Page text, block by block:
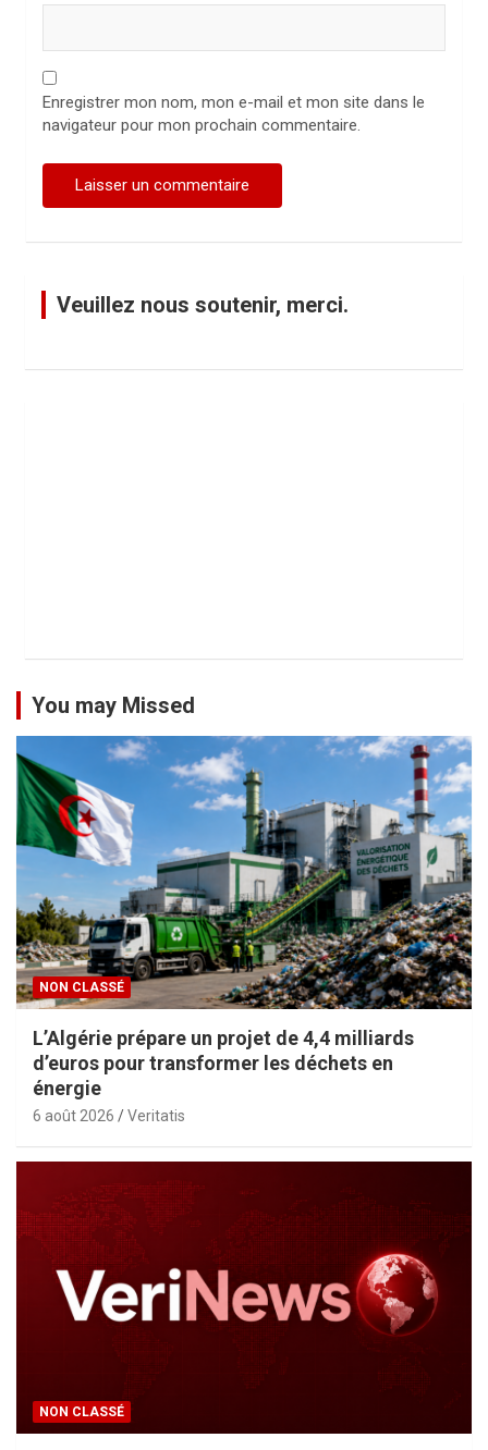
Enregistrer mon nom, mon e-mail et mon site dans le
navigateur pour mon prochain commentaire.
Veuillez nous soutenir, merci.
You may Missed
NON CLASSÉ
L’Algérie prépare un projet de 4,4 milliards
d’euros pour transformer les déchets en
énergie
6 août 2026 Veritatis
NON CLASSÉ